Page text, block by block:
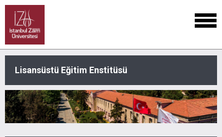
Lisansüstü Eğitim Enstitüsü